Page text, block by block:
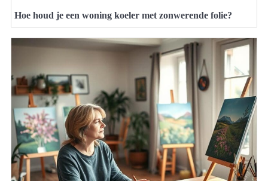
Hoe houd je een woning koeler met zonwerende folie?